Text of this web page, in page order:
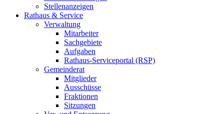
Stellenanzeigen
Rathaus & Service
Verwaltung
Mitarbeiter
Sachgebiete
Aufgaben
Rathaus-Serviceportal (RSP)
Gemeinderat
Mitglieder
Ausschüsse
Fraktionen
Sitzungen